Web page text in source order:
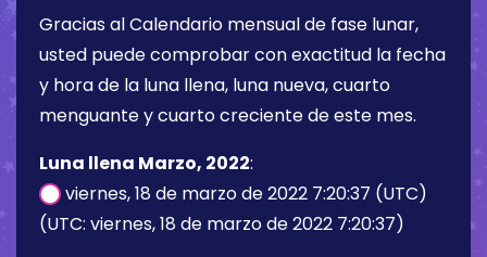
Gracias al Calendario mensual de fase lunar,
usted puede comprobar con exactitud la fecha
y hora de la luna llena, luna nueva, cuarto
menguante y cuarto creciente de este mes.
Luna llena Marzo, 2022:
viernes, 18 de marzo de 2022 7:20:37 (UTC)
(UTC: viernes, 18 de marzo de 2022 7:20:37)